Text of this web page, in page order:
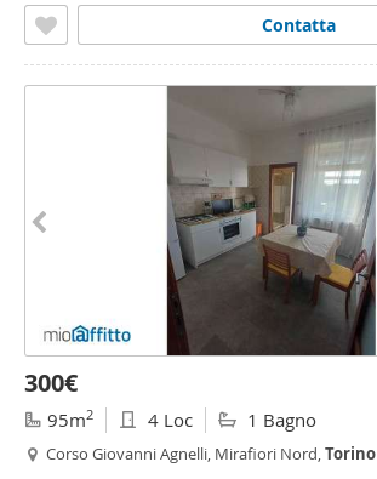
Contatta
300€
95m2 4 Loc 1 Bagno
Corso Giovanni Agnelli, Mirafiori Nord,Torino